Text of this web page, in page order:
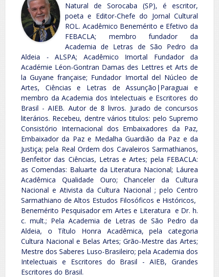
Natural de Sorocaba (SP), é escritor,
poeta e Editor-Chefe do Jornal Cultural
ROL. Acadêmico Benemérito e Efetivo da
FEBACLA; membro fundador da
Academia de Letras de São Pedro da
Aldeia - ALSPA; Acadêmico Imortal Fundador da
Académie Léon-Gontran Damas des Lettres et Arts de
la Guyane française; Fundador Imortal del Núcleo de
Artes, Ciências e Letras de Assunção|Paraguai e
membro da Academia dos Intelectuais e Escritores do
Brasil - AIEB. Autor de 8 livros. Jurado de concursos
literários. Recebeu, dentre vários titulos: pelo Supremo
Consistório Internacional dos Embaixadores da Paz,
Embaixador da Paz e Medalha Guardião da Paz e da
Justiça; pela Real Ordem dos Cavaleiros Sarmathianos,
Benfeitor das Ciências, Letras e Artes; pela FEBACLA:
as Comendas: Baluarte da Literatura Nacional; Láurea
Acadêmica Qualidade Ouro; Chanceler da Cultura
Nacional e Ativista da Cultura Nacional ; pelo Centro
Sarmathiano de Altos Estudos Filosóficos e Históricos,
Benemérito Pesquisador em Artes e Literatura e Dr. h.
c. mult.; Pela Academia de Letras de São Pedro da
Aldeia, o Título Honra Acadêmica, pela categoria
Cultura Nacional e Belas Artes; Grão-Mestre das Artes;
Mestre dos Saberes Luso-Brasileiro; pela Academia dos
Intelectuais e Escritores do Brasil - AIEB, Grandes
Escritores do Brasil.